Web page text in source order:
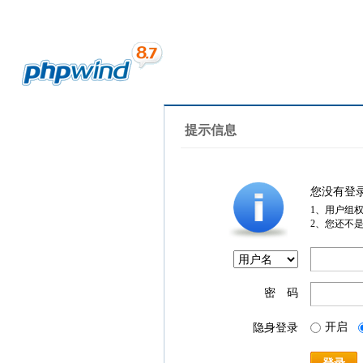
提示信息
您没有登
1、用户组
2、您还不
密 码
隐身登录 开启